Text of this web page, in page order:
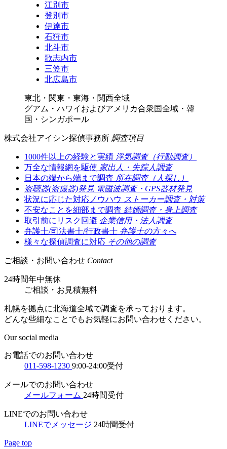
江別市
登別市
伊達市
石狩市
北斗市
歌志内市
三笠市
北広島市
東北・関東・東海・関西全域
グアム・ハワイおよびアメリカ合衆国全域・韓
国・シンガポール
株式会社アイシン探偵事務所 調査項目
1000件以上の経験と実績 浮気調査（行動調査）
万全な情報網を駆使 家出人・失踪人調査
日本の端から端まで調査 所在調査（人探し）
盗聴器(盗撮器)発見 電磁波調査・GPS器材発見
状況に応じた対応ノウハウ ストーカー調査・対策
不安なことを細部まで調査 結婚調査・身上調査
取引前にリスク回避 企業信用・法人調査
弁護士/司法書士/行政書士 弁護士の方々へ
様々な探偵調査に対応 その他の調査
ご相談・お問い合わせ Contact
24時間年中無休
ご相談 ・ お見積無料
札幌を拠点に北海道全域で調査を承っております。
どんな些細なことでもお気軽にお問い合わせください。
Our social media
お電話でのお問い合わせ
011-598-1230 9:00-24:00受付
メールでのお問い合わせ
メールフォーム 24時間受付
LINEでのお問い合わせ
LINEでメッセージ 24時間受付
Page top